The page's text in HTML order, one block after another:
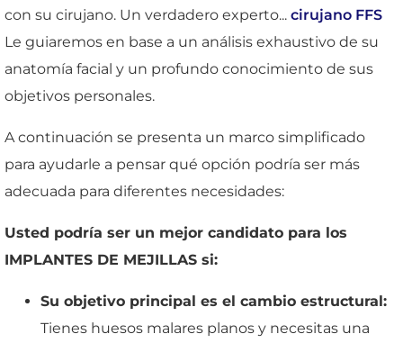
con su cirujano. Un verdadero experto... cirujano FFS
Le guiaremos en base a un análisis exhaustivo de su
anatomía facial y un profundo conocimiento de sus
objetivos personales.
A continuación se presenta un marco simplificado
para ayudarle a pensar qué opción podría ser más
adecuada para diferentes necesidades:
Usted podría ser un mejor candidato para los
IMPLANTES DE MEJILLAS si:
Su objetivo principal es el cambio estructural:
Tienes huesos malares planos y necesitas una